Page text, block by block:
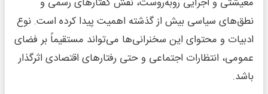
نطق‌های سیاسی بیش از گذشته اهمیت پیدا کرده است. نوع
ادبیات و محتوای این سخنرانی‌ها می‌تواند مستقیماً بر فضای
عمومی، انتظارات اجتماعی و حتی رفتارهای اقتصادی اثرگذار
باشد.